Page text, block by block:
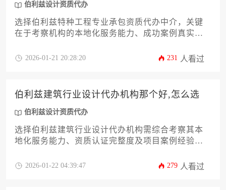
伯利兹设计资质代办
选择伯利兹特种工程专业承包资质代办中介，关键
在于考察机构的本地化服务能力、成功案例真实性
同条款透明度及售后支持等维度进行综合评估。
2026-01-21 20:28:20 231 人看过
伯利兹建筑行业设计代办机构那个好,怎么选
伯利兹设计资质代办
选择伯利兹建筑行业设计代办机构需综合考察其本
地化服务能力、资质认证完整度及项目案例经验，
合规化流程。建议通过实地考察过往项目、比对服
2026-01-22 04:39:47 279 人看过